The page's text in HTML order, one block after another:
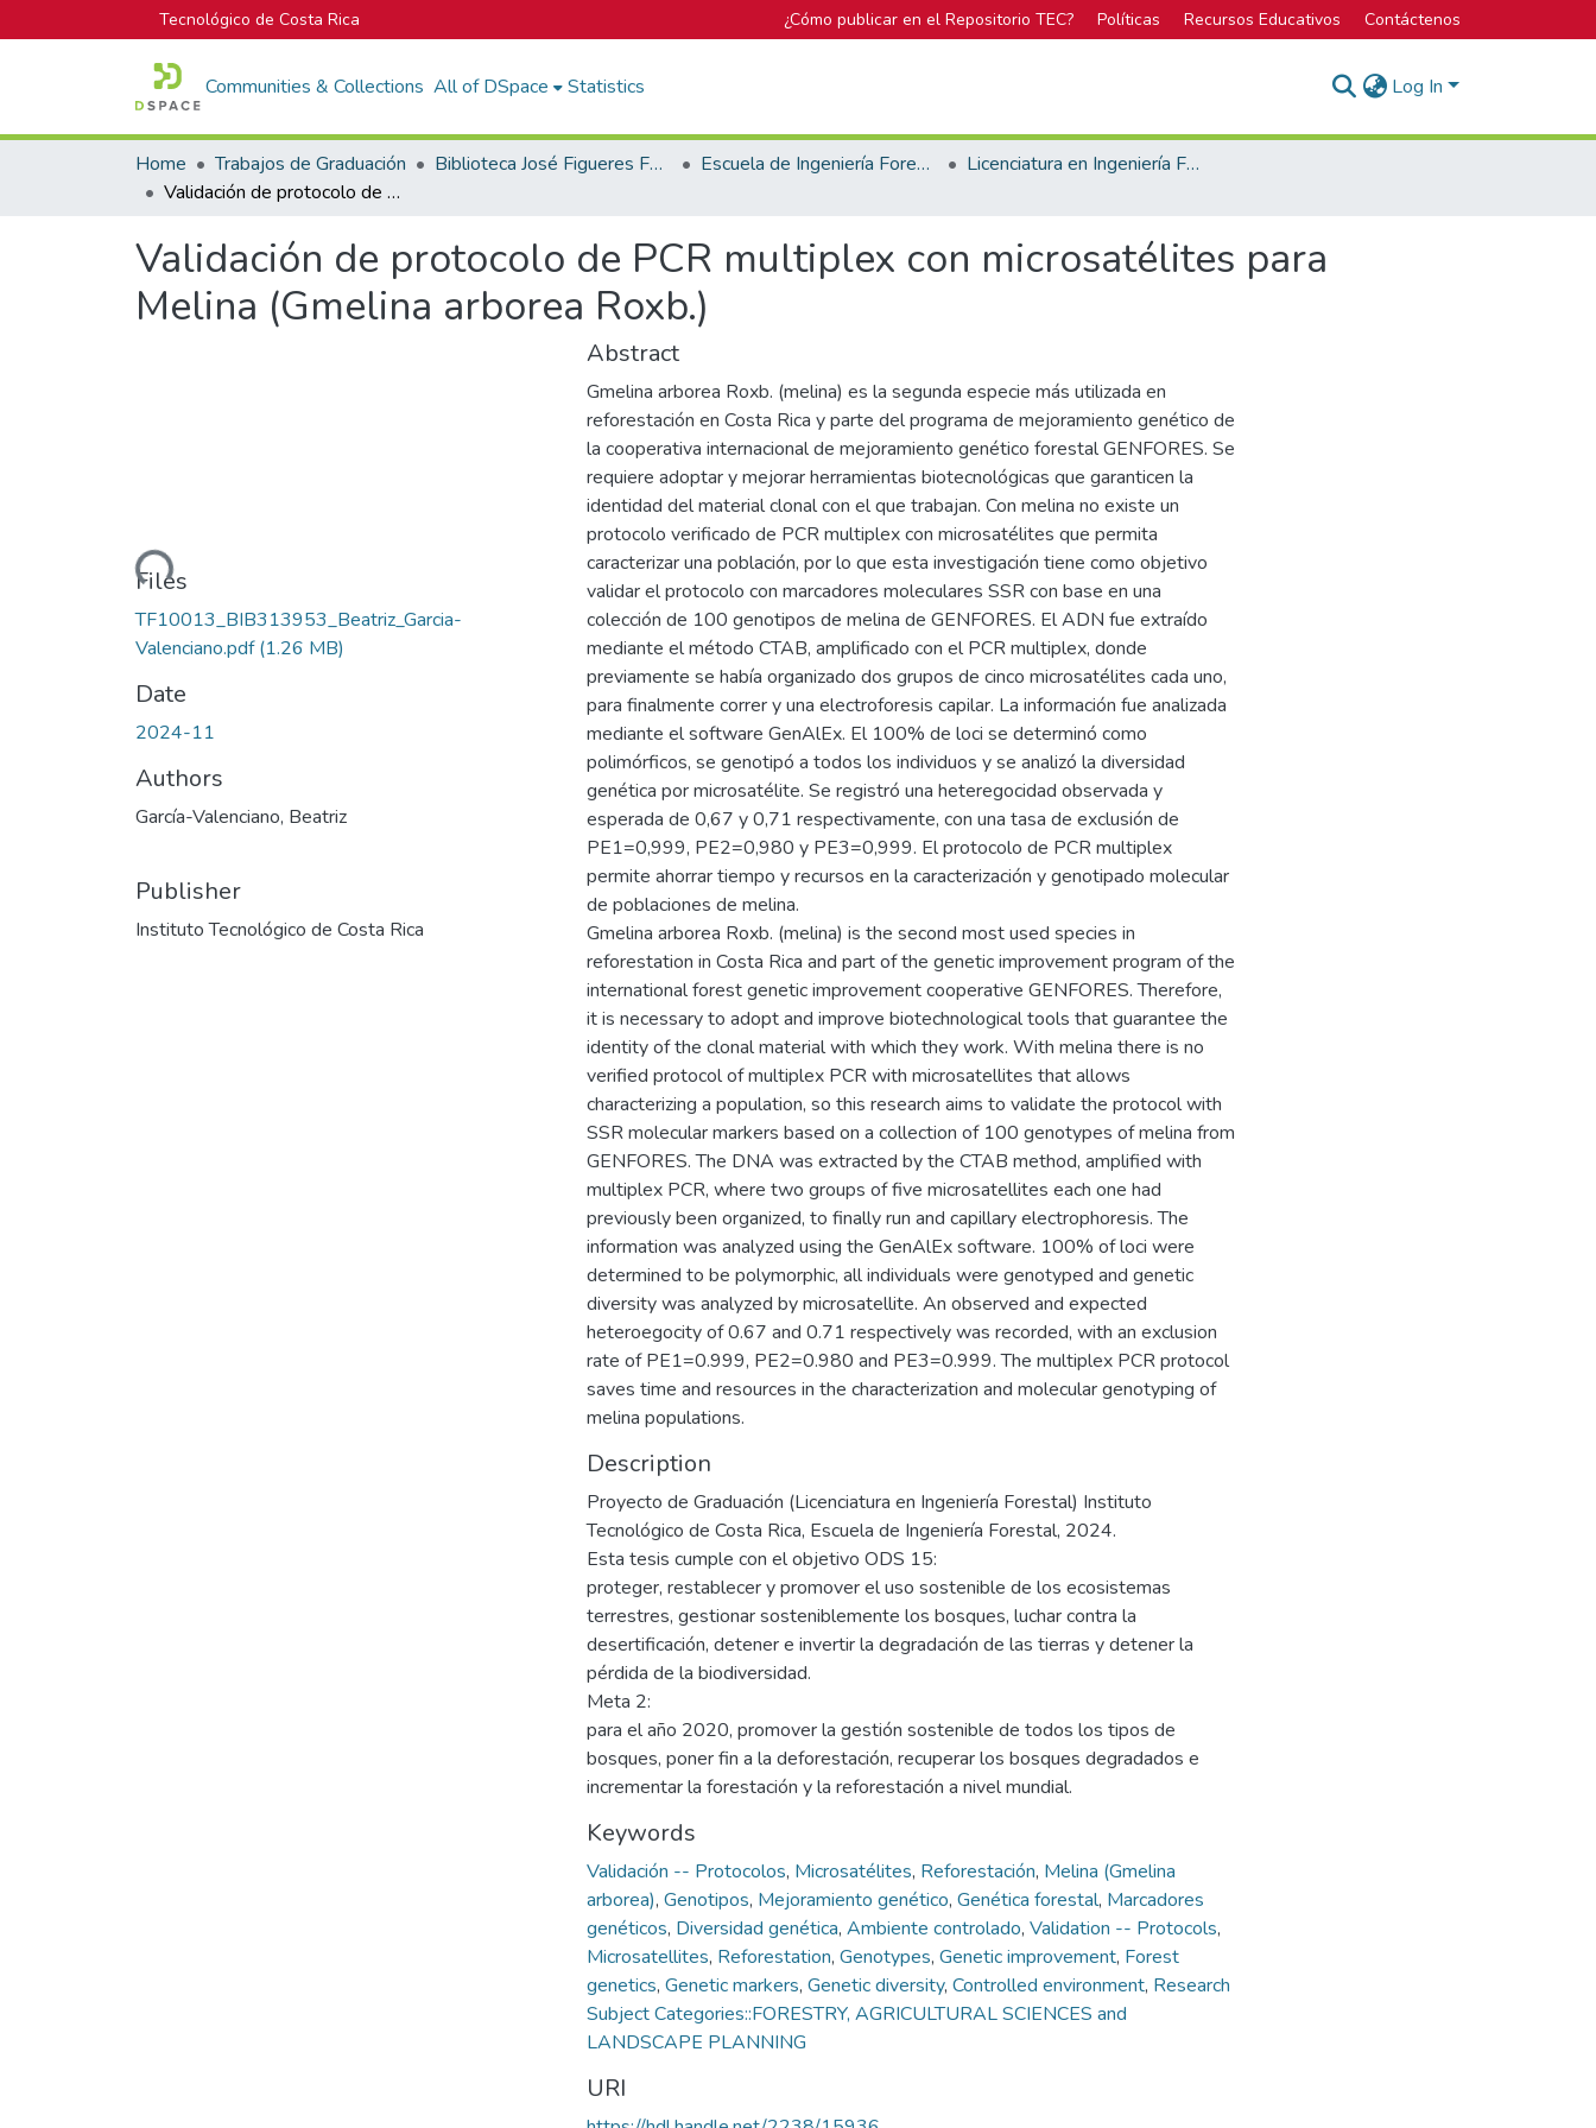
Tecnológico de Costa Rica ¿Cómo publicar en el Repositorio TEC? Políticas Recursos Educativos Contáctenos
Communities & Collections All of DSpace Statistics Log In
Home Trabajos de Graduación Biblioteca José Figueres Ferrer Escuela de Ingeniería Forestal
Licenciatura en Ingeniería Forestal
Validación de protocolo de PCR multiplex con microsatélites para Melina (Gmelina arborea Roxb.)
Validación de protocolo de PCR multiplex con microsatélites para
Melina (Gmelina arborea Roxb.)
Loading...
Files
TF10013_BIB313953_Beatriz_Garcia-
Valenciano.pdf(1.26 MB)
Date
2024-11
Authors
García-Valenciano, Beatriz
Publisher
Instituto Tecnológico de Costa Rica
Abstract
Gmelina arborea Roxb. (melina) es la segunda especie más utilizada en
reforestación en Costa Rica y parte del programa de mejoramiento genético de
la cooperativa internacional de mejoramiento genético forestal GENFORES. Se
requiere adoptar y mejorar herramientas biotecnológicas que garanticen la
identidad del material clonal con el que trabajan. Con melina no existe un
protocolo verificado de PCR multiplex con microsatélites que permita
caracterizar una población, por lo que esta investigación tiene como objetivo
validar el protocolo con marcadores moleculares SSR con base en una
colección de 100 genotipos de melina de GENFORES. El ADN fue extraído
mediante el método CTAB, amplificado con el PCR multiplex, donde
previamente se había organizado dos grupos de cinco microsatélites cada uno,
para finalmente correr y una electroforesis capilar. La información fue analizada
mediante el software GenAlEx. El 100% de loci se determinó como
polimórficos, se genotipó a todos los individuos y se analizó la diversidad
genética por microsatélite. Se registró una heteregocidad observada y
esperada de 0,67 y 0,71 respectivamente, con una tasa de exclusión de
PE1=0,999, PE2=0,980 y PE3=0,999. El protocolo de PCR multiplex
permite ahorrar tiempo y recursos en la caracterización y genotipado molecular
de poblaciones de melina.
Gmelina arborea Roxb. (melina) is the second most used species in
reforestation in Costa Rica and part of the genetic improvement program of the
international forest genetic improvement cooperative GENFORES. Therefore,
it is necessary to adopt and improve biotechnological tools that guarantee the
identity of the clonal material with which they work. With melina there is no
verified protocol of multiplex PCR with microsatellites that allows
characterizing a population, so this research aims to validate the protocol with
SSR molecular markers based on a collection of 100 genotypes of melina from
GENFORES. The DNA was extracted by the CTAB method, amplified with
multiplex PCR, where two groups of five microsatellites each one had
previously been organized, to finally run and capillary electrophoresis. The
information was analyzed using the GenAlEx software. 100% of loci were
determined to be polymorphic, all individuals were genotyped and genetic
diversity was analyzed by microsatellite. An observed and expected
heteroegocity of 0.67 and 0.71 respectively was recorded, with an exclusion
rate of PE1=0.999, PE2=0.980 and PE3=0.999. The multiplex PCR protocol
saves time and resources in the characterization and molecular genotyping of
melina populations.
Description
Proyecto de Graduación (Licenciatura en Ingeniería Forestal) Instituto
Tecnológico de Costa Rica, Escuela de Ingeniería Forestal, 2024.
Esta tesis cumple con el objetivo ODS 15:
proteger, restablecer y promover el uso sostenible de los ecosistemas
terrestres, gestionar sosteniblemente los bosques, luchar contra la
desertificación, detener e invertir la degradación de las tierras y detener la
pérdida de la biodiversidad.
Meta 2:
para el año 2020, promover la gestión sostenible de todos los tipos de
bosques, poner fin a la deforestación, recuperar los bosques degradados e
incrementar la forestación y la reforestación a nivel mundial.
Keywords
Validación -- Protocolos, Microsatélites, Reforestación, Melina (Gmelina
arborea), Genotipos, Mejoramiento genético, Genética forestal, Marcadores
genéticos, Diversidad genética, Ambiente controlado, Validation -- Protocols,
Microsatellites, Reforestation, Genotypes, Genetic improvement, Forest
genetics, Genetic markers, Genetic diversity, Controlled environment, Research
Subject Categories::FORESTRY, AGRICULTURAL SCIENCES and
LANDSCAPE PLANNING
URI